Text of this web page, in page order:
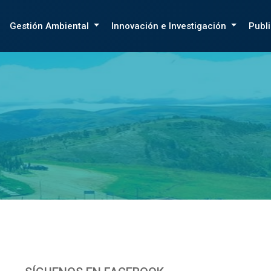
Gestión Ambiental Innovación e Investigación